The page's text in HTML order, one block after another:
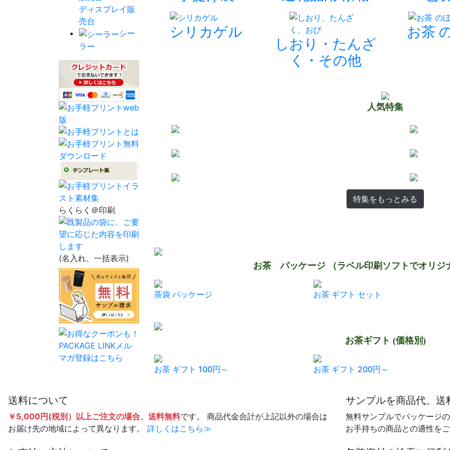
ディスプレイ販
売台
シー
ラー
らくらく＠印刷
(名入れ、一括表示)
シリカゲル
しおり・たんざ
く・その他
お茶
人気特集
特集をもっとみる
お茶 パッケージ （ラベル印刷ソフトでオリジ
茶袋 パッケージ お茶 ギフト セット
お茶ギフト (価格別)
お茶 ギフト 100円～ お茶 ギフト 200円～
送料について
￥5,000円(税別）以上ご注文の場合、送料無料です。 商品代金合計が上記以外の場合は
お届け先の地域によって異なります。
詳しくはこちら≫
サンプルを商品代、送
無料サンプルでパッケージ
お手持ちの商品との適性を